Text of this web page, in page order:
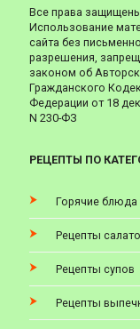
Все права
Использование
сайта без
разрешения,
законом об
Гражданского
Федерации от 18
N 230-ФЗ
РЕЦЕПТЫ ПО
Горячие блюда
Рецепты
Рецепты супов
Рецепты